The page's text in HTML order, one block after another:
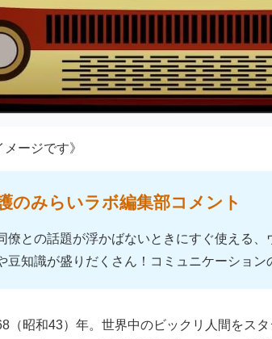
ージです》
のみらいラボ編集部コメント
僚との話題が浮かばないときにすぐ使える、
豆知識が盛りだくさん！コミュニケーション
（昭和43）年。世界中のビックリ人間をス